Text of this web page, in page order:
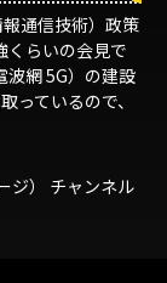
通信技術）政策
くらいの会見で
波網 5G）の建設
っているので、
ジ） チャンネル